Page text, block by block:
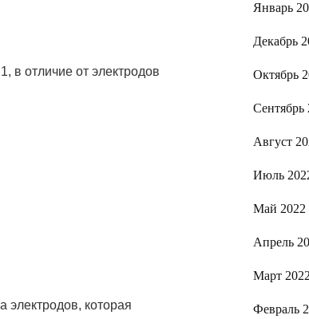
в отличие от электродов
электродов, которая
Январь
Декабрь
Октябрь
Сентябрь
Август
Июль
Май 2022
Апрель
Март 2022
Февраль